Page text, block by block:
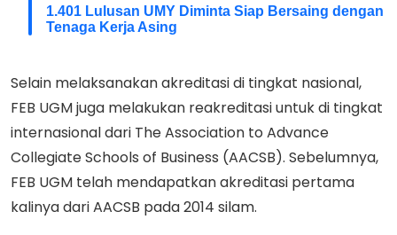
1.401 Lulusan UMY Diminta Siap Bersaing dengan
Tenaga Kerja Asing
Selain melaksanakan akreditasi di tingkat nasional,
FEB UGM juga melakukan reakreditasi untuk di tingkat
internasional dari The Association to Advance
Collegiate Schools of Business (AACSB). Sebelumnya,
FEB UGM telah mendapatkan akreditasi pertama
kalinya dari AACSB pada 2014 silam.